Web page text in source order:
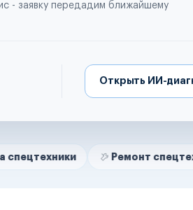
- заявку передадим ближайшему
Открыть ИИ-
Ремонт спецтехники